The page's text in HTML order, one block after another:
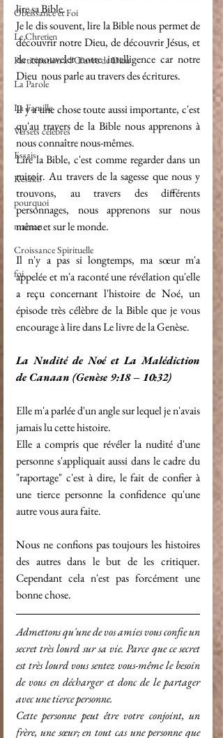
Obéissance et Foi
Le Chretien
Participation à l'Œuvre de Dieu
La Parole
La Famille
Versets célèbres
Essais
Késako
pourquoi
maman
Croissance Spirituelle
foi
lire sa Bible.
Je le dis souvent, lire la Bible nous permet de
découvrir notre Dieu, de découvrir Jésus, et
de renouveler notre intelligence car notre
Dieu  nous parle au travers des écritures.
Il y a une chose toute aussi importante, c'est
qu'au travers de la Bible nous apprenons à
nous connaître nous-mêmes.
Lire la Bible, c'est comme regarder dans un
miroir. Au travers de la sagesse que nous y
trouvons, au travers des différents
personnages, nous apprenons sur nous
même et sur le monde.
Il n'y a pas si longtemps, ma sœur m'a
appelée et m'a raconté une révélation qu'elle
a reçu concernant l'histoire de Noé, un
épisode très célèbre de la Bible que je vous
encourage à lire dans Le livre de la Genèse.
La Nudité de Noé et La Malédiction
de Canaan (Genèse 9:18 – 10:32)
Elle m'a parlée d'un angle sur lequel je n'avais
jamais lu cette histoire.
Elle a compris que révéler la nudité d'une
personne s'appliquait aussi dans le cadre du
"raportage" c'est à dire, le fait de confier à
une tierce personne la confidence qu'une
autre vous aura faite.
Nous ne confions pas toujours les histoires
des autres dans le but de les critiquer.
Cependant cela n'est pas forcément une
bonne chose.
Admettons qu'une de vos amies vous confie un
secret très lourd sur sa vie. Parce que ce secret
est très lourd vous sentez vous-même le besoin
de vous en décharger et donc de le partager
avec une tierce personne.
Cette personne peut être votre conjoint, un
frère, une sœur; en tout cas une personne que